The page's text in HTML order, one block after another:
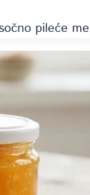
pileće